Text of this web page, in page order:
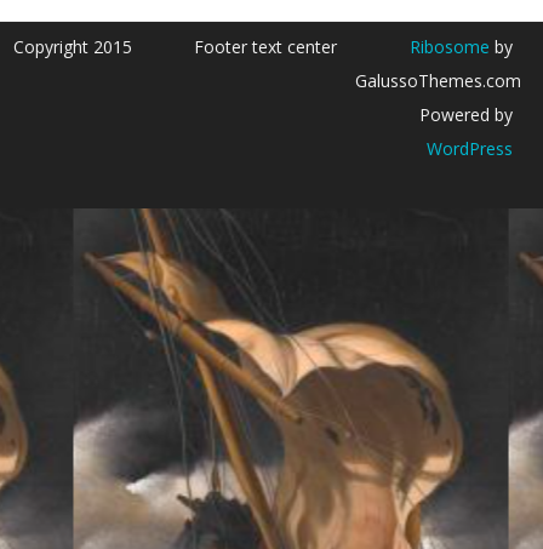
Copyright 2015 Footer text center Ribosome by
GalussoThemes.com
Powered by
WordPress